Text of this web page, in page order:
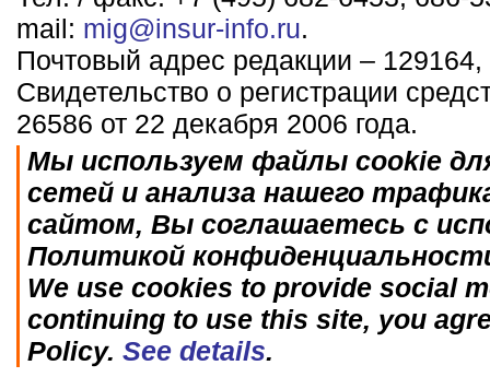
mail: mig@insur-info.ru.
Почтовый адрес редакции –
Свидетельство о регистрации
26586 от 22 декабря 2006 года.
Мы используем файлы cookie
сетей и анализа нашего
сайтом, Вы соглашаетесь с
Политикой
We use cookies to provide social
continuing to use this site, you
Policy. See details.